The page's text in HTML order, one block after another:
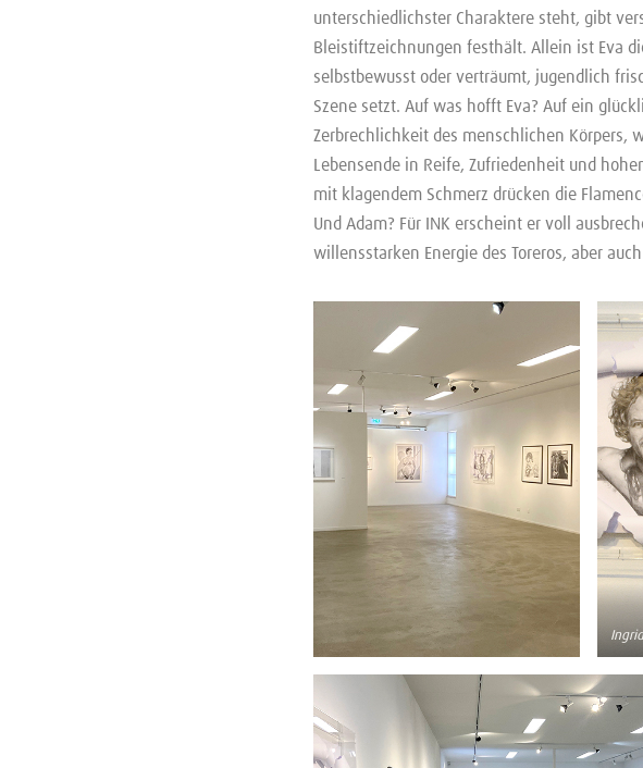
unterschiedlichster Charaktere steht, gibt
Bleistiftzeichnungen festhält. Allein ist Eva
selbstbewusst oder verträumt, jugendlich
Szene setzt. Auf was hofft Eva? Auf ein
Zerbrechlichkeit des menschlichen Körpers,
Lebensende in Reife, Zufriedenheit und
mit klagendem Schmerz drücken die
Und Adam? Für INK erscheint er voll
willensstarken Energie des Toreros, aber